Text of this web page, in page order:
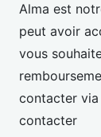
Alma est
peut avoir
vous
contacter
contacter